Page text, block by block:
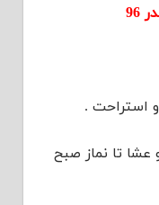
96
ﺍﺳﺘﺮﺍﺣﺖ .
ﻋﺸﺎ ﺗﺎ ﻧﻤﺎﺯ ﺻﺒﺢ